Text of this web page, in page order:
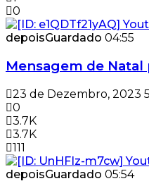
0
depoisGuardado 04:55
Mensagem de
23 de Dezembro, 2023
0
3.7K
3.7K
111
depoisGuardado 05:54